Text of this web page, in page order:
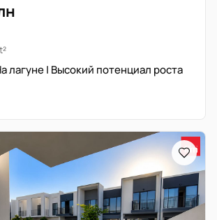
лагуне | Высокий потенциал роста